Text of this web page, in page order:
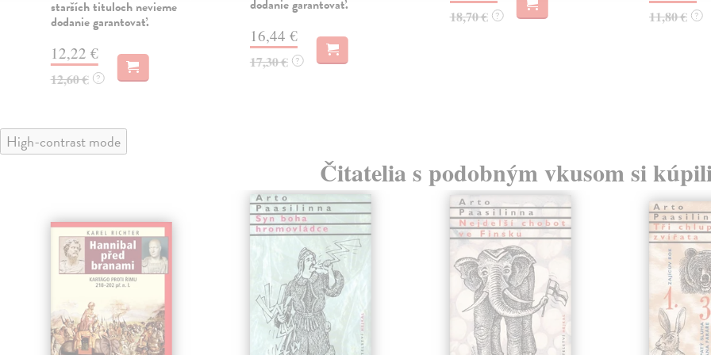
starších tituloch nevieme
dodanie garantovať.
12,22 €
12,60 € ?
dodanie garantovať.
16,44 €
17,30 € ?
18,70 € ? 11,80 € ?
High-contrast mode
Čitatelia s podobným vkusom si